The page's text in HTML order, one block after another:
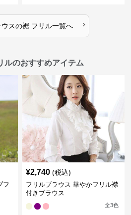
スの裾 フリル一覧へ ›
ルのおすすめアイテム
フ
¥2,740 (税込)
フリルブラウス 華やかフリル襟
付きブラウス
全3色